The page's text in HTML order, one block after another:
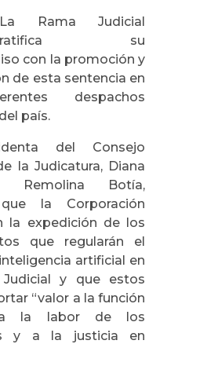
La Rama Judicial
ratifica su
con la promoción y
de esta sentencia en
despachos
país.
del Consejo
la Judicatura, Diana
Remolina Botía,
la Corporación
la expedición de los
que regularán el
artificial en
y que estos
“valor a la función
a la labor de los
y a la justicia en